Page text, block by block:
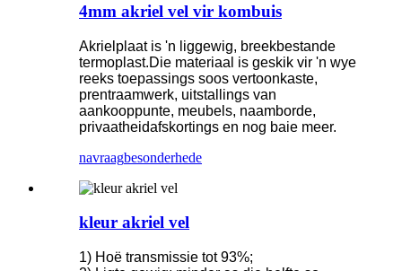
4mm akriel vel vir kombuis
Akrielplaat is 'n liggewig, breekbestande
termoplast.Die materiaal is geskik vir 'n wye
reeks toepassings soos vertoonkaste,
prentraamwerk, uitstallings van
aankooppunte, meubels, naamborde,
privaatheidafskortings en nog baie meer.
navraagbesonderhede
kleur akriel vel
1) Hoë transmissie tot 93%;